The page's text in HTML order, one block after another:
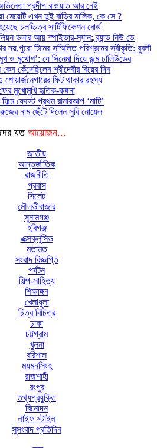
অভিনেতা প্রদীপ রাওয়াত আর নেই
মেয়েটি এখন দুই বাড়ির মালিক, কে সে ?
চলচ্চিত্র সার্টিফিকেশন বোর্ড
ডলার আয় স্পাইডার-ম্যান: ব্র্যান্ড নিউ ডে
নয়,পুরো টিমের সম্মিলিত পরিশ্রমের স্বীকৃতি: বুবলী
ও মুখোশ’: যে সিনেমা দিয়ে জন্ম ঢালিউডের
কেঁদেছিলেন শ্রীদেবীর বিয়ের দিন
ফিট থাকার রহস্য
মুখোমুখি হৃতিক-কঙ্গনা
ফেস্টে প্রথম রানারআপ ‘মাটি’
নাম ছেঁটে দিলেন সুরি নোয়েল
যত আয়োজন...
জাতীয়
আন্তর্জাতিক
রাজনীতি
প্রবাস
সিলেট
মৌলভীবাজার
সুনামগঞ্জ
হবিগঞ্জ
এক্সক্লুসিভ
মতামত
সংবাদ বিজ্ঞপ্তি
পর্যটন
শিল্প-সাহিত্য
শিক্ষাঙ্গন
খেলাধুলা
চিত্র বিচিত্র
ঢাকা
চট্টগ্রাম
খুলনা
বরিশাল
ময়মনসিংহ
রাজশাহী
রংপুর
তথ্যপ্রযুক্তি
বিনোদন
লাইফ স্টাইল
সুসংবাদ প্রতিদিন